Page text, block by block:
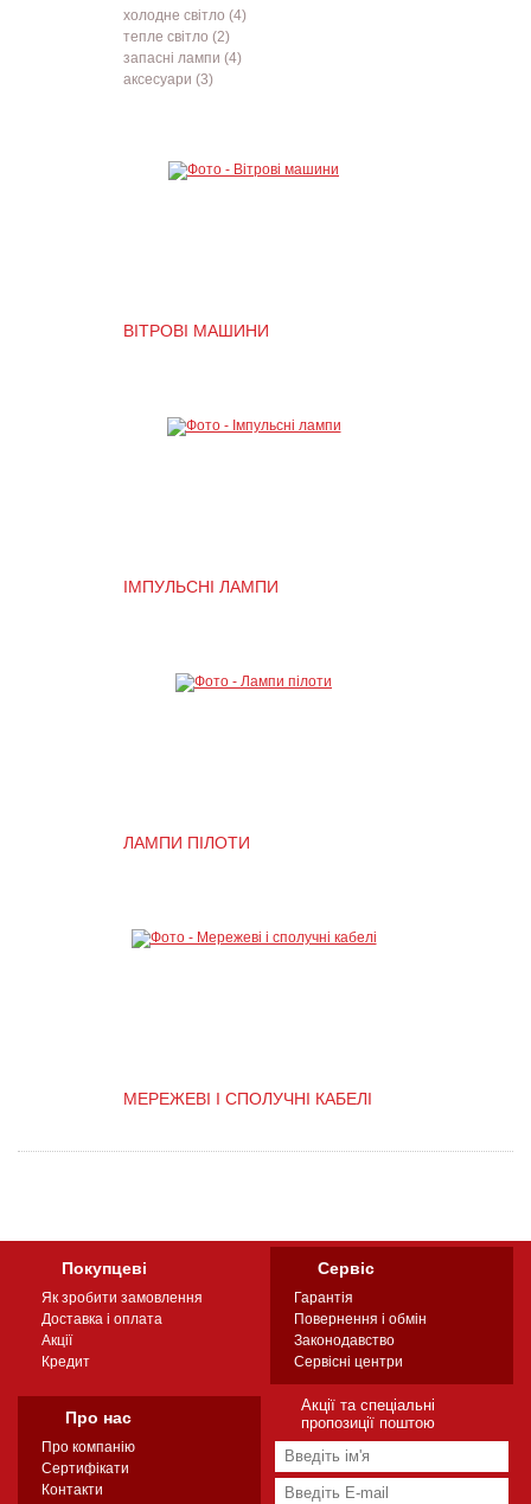
холодне світло (4)
тепле світло (2)
запасні лампи (4)
аксесуари (3)
ВІТРОВІ МАШИНИ
ІМПУЛЬСНІ ЛАМПИ
ЛАМПИ ПІЛОТИ
МЕРЕЖЕВІ І СПОЛУЧНІ КАБЕЛІ
Покупцеві
Як зробити замовлення
Доставка і оплата
Акції
Кредит
Сервіс
Гарантія
Повернення і обмін
Законодавство
Сервісні центри
Про нас
Про компанію
Сертифікати
Контакти
Акції та спеціальні
пропозиції поштою